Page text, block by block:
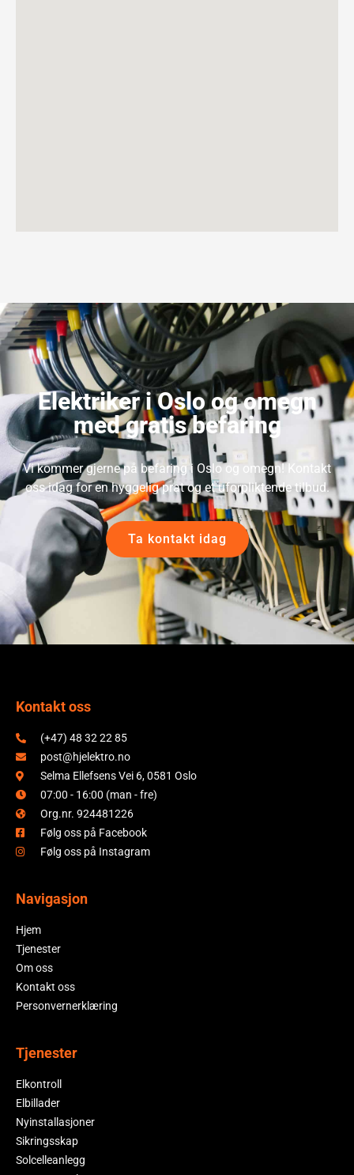
Elektriker i Oslo og omegn
med gratis befaring
Vi kommer gjerne på befaring i Oslo og omegn! Kontakt
oss idag for en hyggelig prat og et uforpliktende tilbud.
Ta kontakt idag
Kontakt oss
(+47) 48 32 22 85
post@hjelektro.no
Selma Ellefsens Vei 6, 0581 Oslo
07:00 - 16:00 (man - fre)
Org.nr. 924481226
Følg oss på Facebook
Følg oss på Instagram
Navigasjon
Hjem
Tjenester
Om oss
Kontakt oss
Personvernerklæring
Tjenester
Elkontroll
Elbillader
Nyinstallasjoner
Sikringsskap
Solcelleanlegg